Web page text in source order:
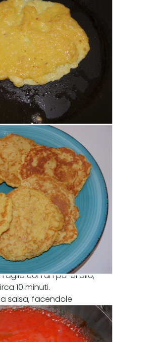
con un po' di olio,
10 minuti.
salsa, facendole